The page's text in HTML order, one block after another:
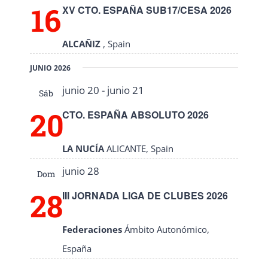
16XV CTO. ESPAÑA SUB17/CESA 2026
ALCAÑIZ , Spain
JUNIO 2026
Sáb
20CTO. ESPAÑA ABSOLUTO 2026
junio 20 - junio 21
LA NUCÍA ALICANTE, Spain
Dom
28III JORNADA LIGA DE CLUBES 2026
junio 28
Federaciones Ámbito Autonómico,
España